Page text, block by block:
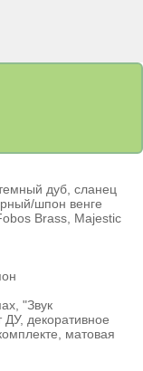
дуб, сланец
шпон венге
Brass, Majestic
"Звук
ДУ, декоративное
матовая